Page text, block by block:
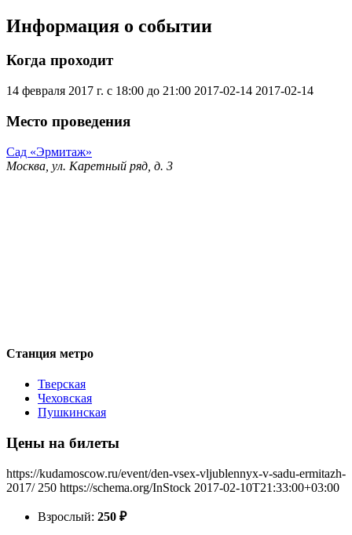
Информация о событии
Когда проходит
14 февраля 2017 г. с 18:00 до 21:00 2017-02-14 2017-02-14
Место проведения
Сад «Эрмитаж»
Москва, ул. Каретный ряд, д. 3
Станция метро
Тверская
Чеховская
Пушкинская
Цены на билеты
https://kudamoscow.ru/event/den-vsex-vljublennyx-v-sadu-ermitazh-
2017/ 250 https://schema.org/InStock 2017-02-10T21:33:00+03:00
Взрослый: 250 ₽